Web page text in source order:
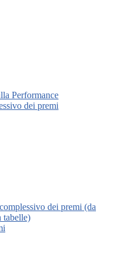
Performance
dei premi
dei premi (da
tabelle)